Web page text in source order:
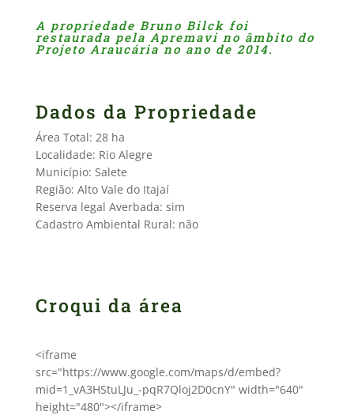
A propriedade Bruno Bilck foi
restaurada pela Apremavi no âmbito do
Projeto Araucária no ano de 2014.
Dados da Propriedade
Área Total: 28 ha
Localidade: Rio Alegre
Município: Salete
Região: Alto Vale do Itajaí
Reserva legal Averbada: sim
Cadastro Ambiental Rural: não
Croqui da área
<iframe
src="https://www.google.com/maps/d/embed?
mid=1_vA3HStuLJu_-pqR7Qloj2D0cnY" width="640"
height="480"></iframe>